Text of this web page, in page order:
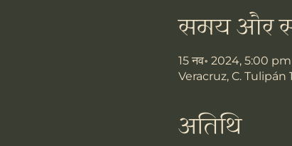
समय और
15 नव॰ 2024, 5:00
Veracruz, C. Tulipán
अतिथि